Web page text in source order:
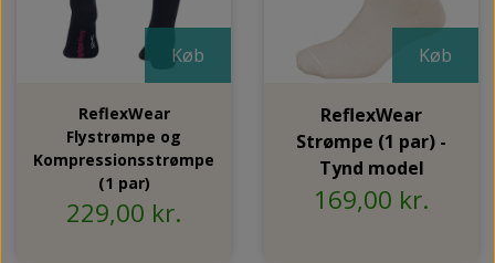
Køb
ReflexWear
Flystrømpe og
Kompressionsstrømpe
(1 par)
229,00 kr.
Køb
ReflexWear
Strømpe (1 par) -
Tynd model
169,00 kr.